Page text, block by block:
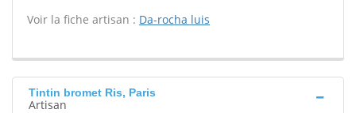
Voir la fiche artisan : Da-rocha luis
Tintin bromet Ris, Paris
Artisan